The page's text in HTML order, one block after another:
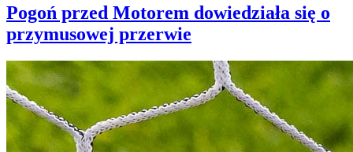
Pogoń przed Motorem dowiedziała się o
przymusowej przerwie